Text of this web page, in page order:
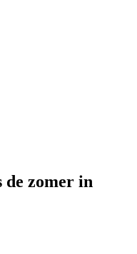
de zomer in